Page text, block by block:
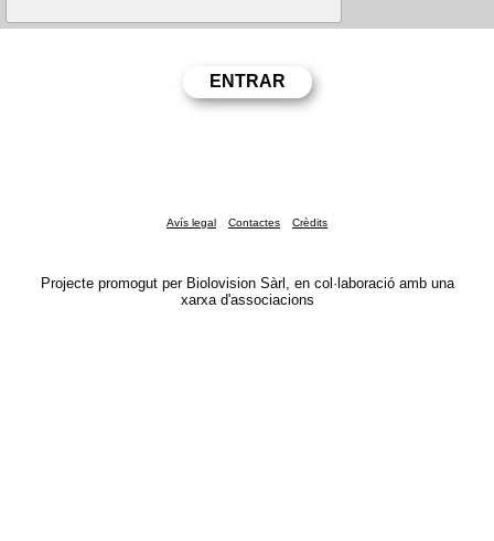
Avís legal Contactes Crèdits
Projecte promogut per Biolovision Sàrl, en col·laboració amb una
xarxa d'associacions